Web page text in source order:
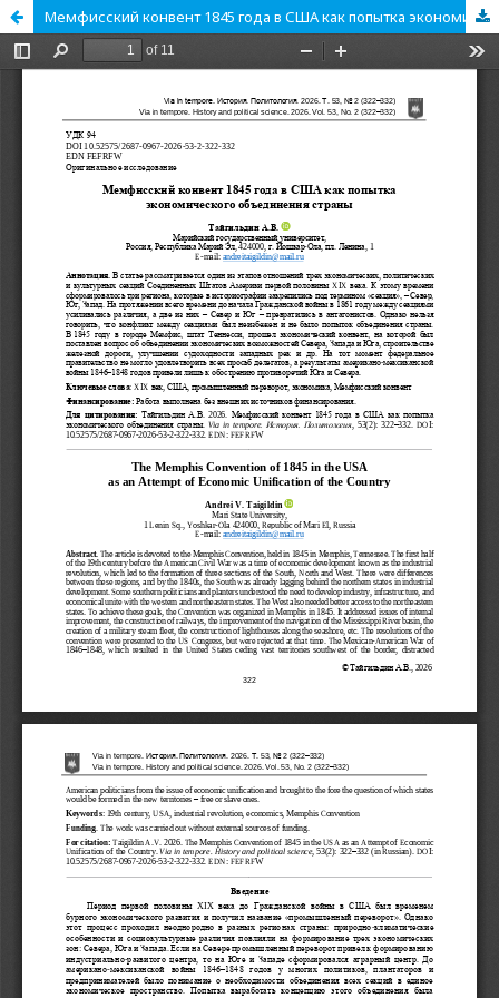
Мемфисский конвент 1845 года в США как попытка экономического объединения страны